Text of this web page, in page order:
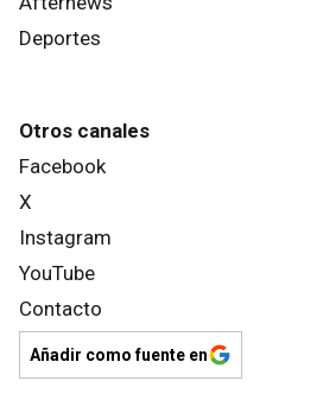
Deportes
Otros canales
Facebook
X
Instagram
YouTube
Contacto
Añadir como fuente en